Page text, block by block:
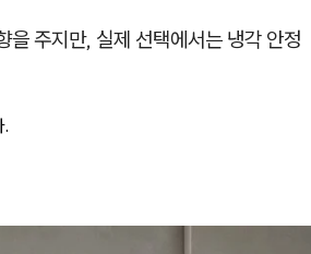
을 주지만, 실제 선택에서는 냉각 안정
.